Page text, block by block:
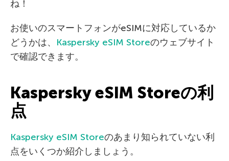
ね！
お使いのスマートフォンがeSIMに対応しているか
どうかは、 Kaspersky eSIM Storeのウェブサイト
で確認できます。
Kaspersky eSIM Storeの利
点
Kaspersky eSIM Storeのあまり知られていない利
点をいくつか紹介しましょう。